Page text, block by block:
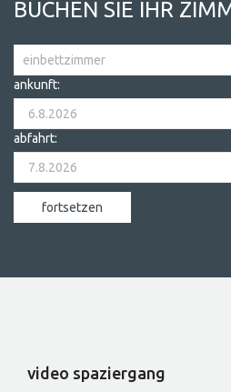
BUCHEN SIE IHR
ankunft:
abfahrt:
video spaziergang